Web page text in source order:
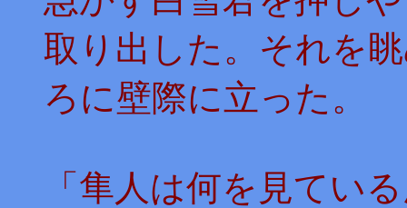
取り出した。それを
ろに壁際に立った。
「隼人は何を見てい